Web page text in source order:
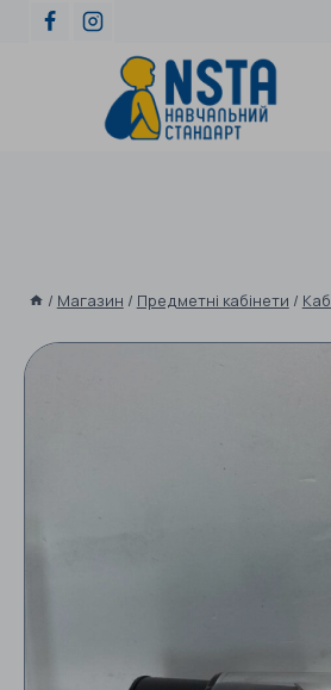
/ Магазин / Предметні кабінети /